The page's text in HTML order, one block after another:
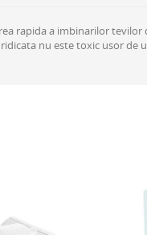
rapida a imbinarilor
nu este toxic usor de